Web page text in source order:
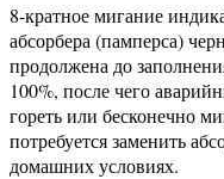
8-кратное мигание
абсорбера (памперса)
продолжена до
100%, после чего
гореть или бесконечно
потребуется заменить
домашних условиях.